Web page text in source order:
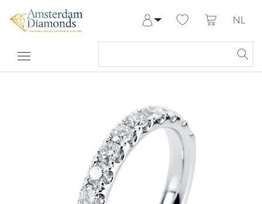
Mijn Account
NL